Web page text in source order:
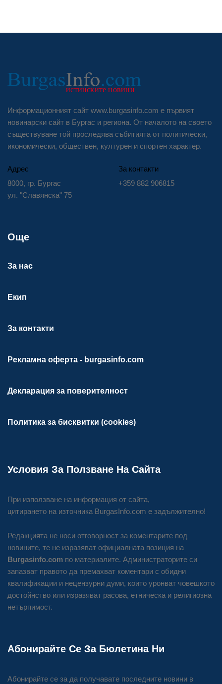
Информационният сайт www.burgasinfo.com е първият
новинарски сайт в Бургас и региона. От началото на своето
съществуване той проследява събитията от политически,
икономически, обществен, културен и спортен характер.
Адрес
8000, гр. Бургас
ул. "Славянска" 75
За контакти
+359 882 906815
Още
За нас
Екип
За контакти
Рекламна оферта - burgasinfo.com
Декларация за поверителност
Политика за бисквитки (cookies)
Условия За Ползване На Сайта
При използване на информация от сайта,
цитирането на източника BurgasInfo.com е задължително!
Редакцията не носи отговорност за коментарите под
новините, те не изразяват официалната позиция на
Burgasinfo.com по материалите. Администраторите си
запазват правото да премахват коментари с обидни
квалификации и нецензурни думи, които уронват човешкото
достойнство или изразяват расова, етническа и религиозна
нетърпимост.
Абонирайте Се За Бюлетина Ни
Абонирайте се за да получавате последните новини в